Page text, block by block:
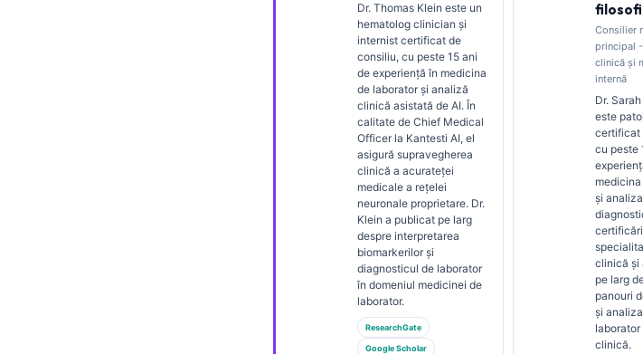
Dr. Thomas Klein este un
hematolog clinician și
internist certificat de
consiliu, cu peste 15 ani
de experiență în medicina
de laborator și analiză
clinică asistată de AI. În
calitate de Chief Medical
Officer la Kantesti AI, el
asigură supravegherea
clinică a acurateței
medicale a rețelei
neuronale proprietare. Dr.
Klein a publicat pe larg
despre interpretarea
biomarkerilor și
diagnosticul de laborator
în domeniul medicinei de
laborator.
ResearchGate
Google Scholar
Consilier
principal
clinică și
internă
Dr.
este
certificat
cu peste
și analiza
clinică și
pe larg
panouri
și
clinică.